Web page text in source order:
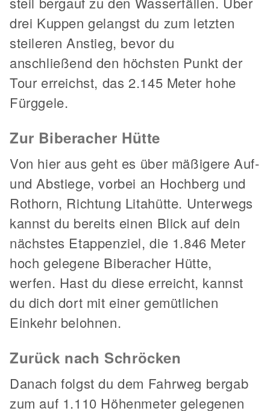
drei Kuppen gelangst du zum letzten
steileren Anstieg, bevor du
anschließend den höchsten Punkt der
Tour erreichst, das 2.145 Meter hohe
Fürggele.
Zur Biberacher Hütte
Von hier aus geht es über mäßigere Auf-
und Abstiege, vorbei an Hochberg und
Rothorn, Richtung Litahütte. Unterwegs
kannst du bereits einen Blick auf dein
nächstes Etappenziel, die 1.846 Meter
hoch gelegene Biberacher Hütte,
werfen. Hast du diese erreicht, kannst
du dich dort mit einer gemütlichen
Einkehr belohnen.
Zurück nach Schröcken
Danach folgst du dem Fahrweg bergab
zum auf 1.110 Höhenmeter gelegenen